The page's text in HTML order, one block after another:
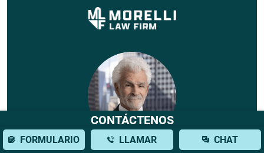
CONTÁCTENOS
FORMULARIO LLAMAR CHAT